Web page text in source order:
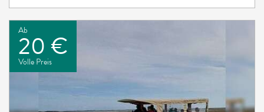
Ab
20 €
Volle Preis